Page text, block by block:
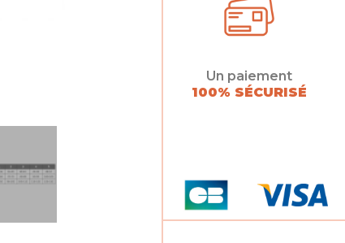
Un paiement
100% SÉCURISÉ